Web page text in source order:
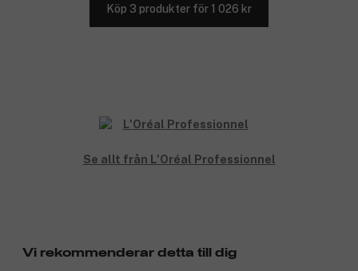
Köp 3 produkter för 1 026 kr
Se allt från L'Oréal Professionnel
Vi rekommenderar detta till dig